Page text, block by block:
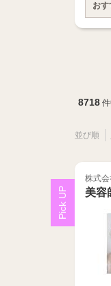
おす
8718件
並び順
株式
美容